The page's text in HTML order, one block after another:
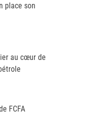
place son
au cœur de
FCFA